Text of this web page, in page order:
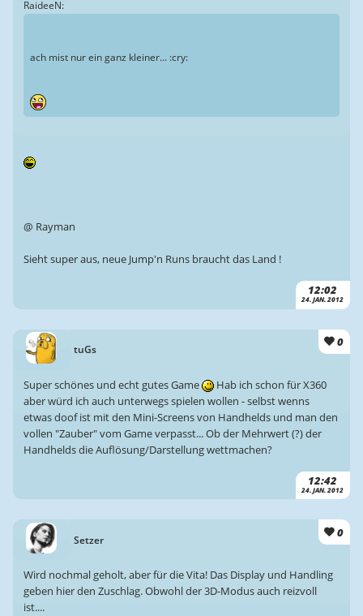
12:02
24. JAN. 2012
RaideeN:
ach mist nur ein ganz kleiner... :cry:
@ Rayman
Sieht super aus, neue Jump'n Runs braucht das Land !
tuGs
0
12:42
24. JAN. 2012
Super schönes und echt gutes Game
Hab ich schon für X360
aber würd ich auch unterwegs spielen wollen - selbst wenns
etwas doof ist mit den Mini-Screens von Handhelds und man den
vollen "Zauber" vom Game verpasst... Ob der Mehrwert (?) der
Handhelds die Auflösung/Darstellung wettmachen?
Setzer
0
Wird nochmal geholt, aber für die Vita! Das Display und Handling
geben hier den Zuschlag. Obwohl der 3D-Modus auch reizvoll
ist....